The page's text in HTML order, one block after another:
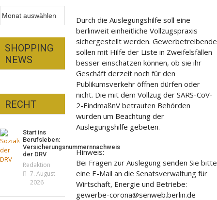
Durch die Auslegungshilfe soll eine
berlinweit einheitliche Vollzugspraxis
sichergestellt werden. Gewerbetreibende
sollen mit Hilfe der Liste in Zweifelsfällen
besser einschätzen können, ob sie ihr
Geschäft derzeit noch für den
Publikumsverkehr öffnen dürfen oder
nicht. Die mit dem Vollzug der SARS-CoV-
2-EindmaßnV betrauten Behörden
wurden um Beachtung der
Auslegungshilfe gebeten.
Hinweis:
Bei Fragen zur Auslegung senden Sie bitte
eine E-Mail an die Senatsverwaltung für
Wirtschaft, Energie und Betriebe:
gewerbe-corona@senweb.berlin.de
SHOPPING
NEWS
– fit für die
23. Juli 2026
London mit Summer
neuer Kollektion
19. Juli 2026
der Honig? – Neue
gelten 14. Juni
13. Juni 2026
RECHT
Start ins
Berufsleben:
Versicherungsnummernnachweis
der DRV
Redaktion
7. August
2026